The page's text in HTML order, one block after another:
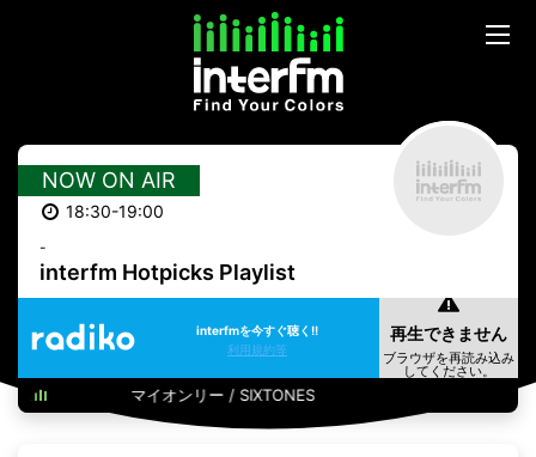
NOW ON AIR
18:30-19:00
-
interfm Hotpicks Playlist
interfmを今すぐ聴く!!
利用規約等
マイオンリー / SIXTONES